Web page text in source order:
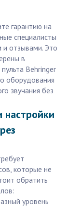
гарантию на
специалисты
и отзывами. Это
в
Behringer
оборудования
звучания без
настройки
которые не
обратить
уровень